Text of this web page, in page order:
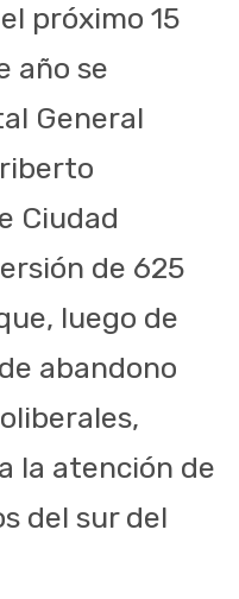
próximo 15
año se
General
Ciudad
de 625
luego de
abandono
la atención de
del sur del